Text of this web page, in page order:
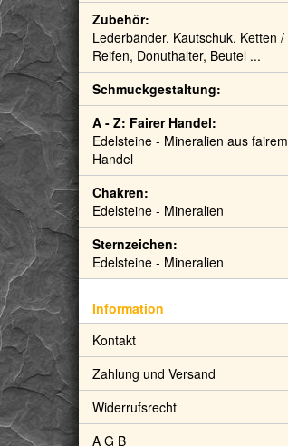
Zubehör:
Lederbänder, Kautschuk, Ketten /
Reifen, Donuthalter, Beutel ...
Schmuckgestaltung:
A - Z: Fairer Handel:
Edelsteine - Mineralien aus fairem
Handel
Chakren:
Edelsteine - Mineralien
Sternzeichen:
Edelsteine - Mineralien
Information
Kontakt
Zahlung und Versand
Widerrufsrecht
A G B